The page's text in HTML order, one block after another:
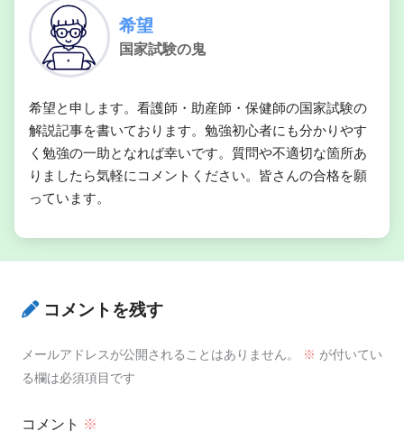
希望
国家試験の鬼
希望と申します。看護師・助産師・保健師の国家試験の
解説記事を書いております。勉強初心者にも分かりやす
く勉強の一助となれば幸いです。質問や不適切な箇所あ
りましたら気軽にコメントください。皆さんの合格を願
っています。
コメントを残す
メールアドレスが公開されることはありません。 ※ が付いてい
る欄は必須項目です
コメント ※